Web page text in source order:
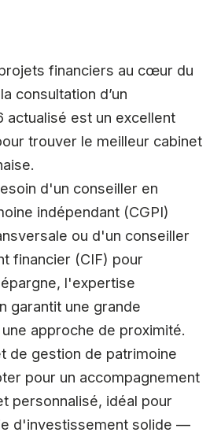
financiers au cœur du
consultation d’un
actualisé est un excellent
trouver le meilleur cabinet
d'un conseiller en
indépendant (CGPI)
ou d'un conseiller
financier (CIF) pour
l'expertise
garantit une grande
approche de proximité.
de gestion de patrimoine
pour un accompagnement
personnalisé, idéal pour
d'investissement solide —